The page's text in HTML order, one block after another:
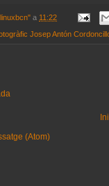
a 11:22
Josep Antón
(Atom)